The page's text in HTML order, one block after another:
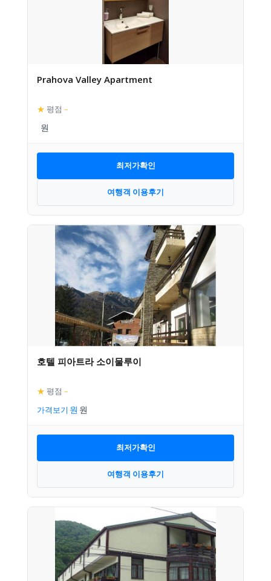
Prahova Valley Apartment
★ 평점 –
최저가확인
여행객 이용후기
호텔 피아트라 소이물루이
★ 평점 –
가격보기
최저가확인
여행객 이용후기